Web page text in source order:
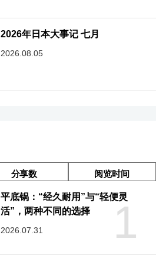
2026年日本大事记 七月
2026.08.05
分享数 阅览时间
1
平底锅：“经久耐用”与“轻便灵
活”，两种不同的选择
2026.07.31